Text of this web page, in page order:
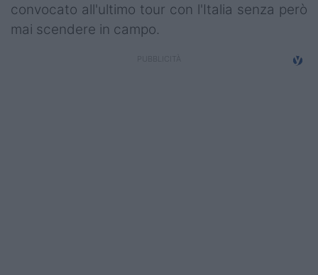
Campionati
convocato all'ultimo tour con l'Italia senza però
mai scendere in campo.